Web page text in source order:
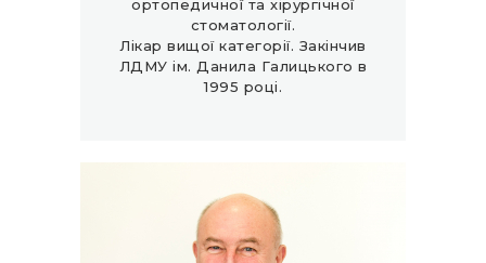
ортопедичної та хірургічної
стоматології.
Лікар вищої категорії. Закінчив
ЛДМУ ім. Данила Галицького в
1995 році.